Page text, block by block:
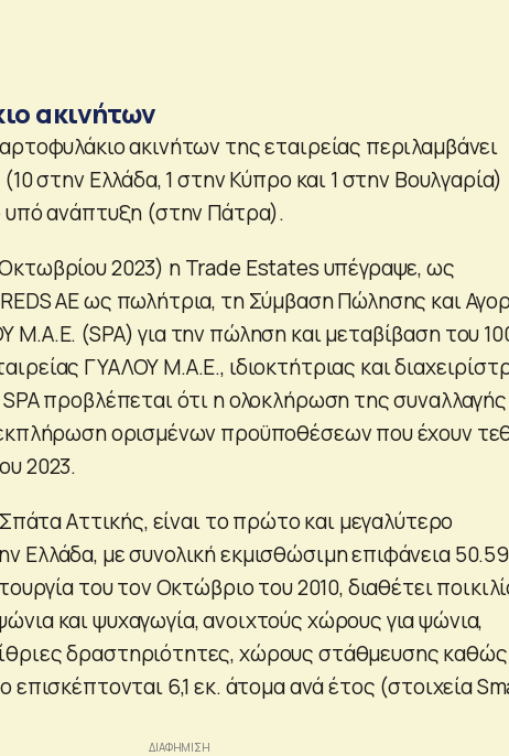
ακινήτων
ακινήτων της εταιρείας περιλαμβάνει
(10 στην Ελλάδα, 1 στην Κύπρο και 1 στην Βουλγαρία)
υπό ανάπτυξη (στην Πάτρα).
2023) η Trade Estates υπέγραψε, ως
AE ως πωλήτρια, τη Σύμβαση Πώλησης και
Μ.Α.Ε. (SPA) για την πώληση και μεταβίβαση του
ΓΥΑΛΟΥ Μ.Α.Ε., ιδιοκτήτριας και
προβλέπεται ότι η ολοκλήρωση της
ορισμένων προϋποθέσεων που έχουν
2023.
Αττικής, είναι το πρώτο και μεγαλύτερο
Ελλάδα, με συνολική εκμισθώσιμη επιφάνεια
του τον Οκτώβριο του 2010, διαθέτει
και ψυχαγωγία, ανοιχτούς χώρους για ψώνια,
δραστηριότητες, χώρους στάθμευσης καθώς
επισκέπτονται 6,1 εκ. άτομα ανά έτος (στοιχεία